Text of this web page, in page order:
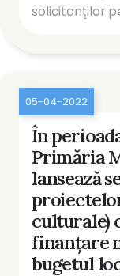
solicitanţilor
05-04-2022
În
Primăria
lansează
culturale)
finanţare
bugetul